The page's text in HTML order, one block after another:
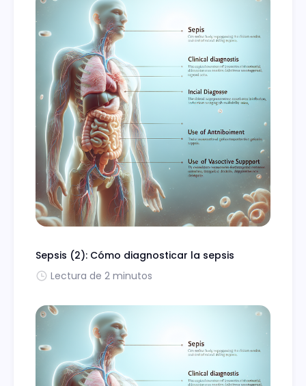
Sepsis (2): Cómo diagnosticar la sepsis
Lectura de 2 minutos